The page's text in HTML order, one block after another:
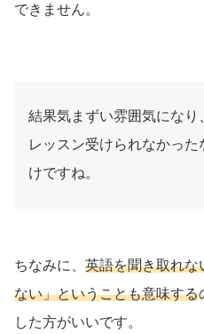
できません。
結果気まずい雰囲気にな
レッスン受けられなかっ
けですね。
ちなみに、 英語を聞き取れな
ない」ということも意味する
した方がいいです。